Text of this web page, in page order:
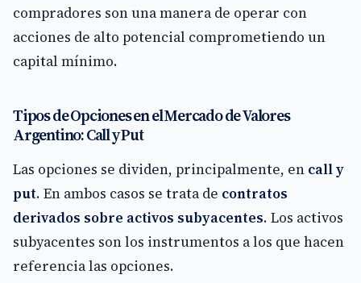
compradores son una manera de operar con
acciones de alto potencial comprometiendo un
capital mínimo.
Tipos de Opciones en el Mercado de Valores
Argentino: Call y Put
Las opciones se dividen, principalmente, en call y
put. En ambos casos se trata de contratos
derivados sobre activos subyacentes. Los activos
subyacentes son los instrumentos a los que hacen
referencia las opciones.